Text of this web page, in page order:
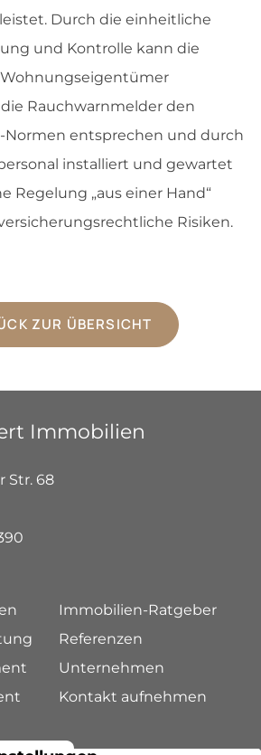
Durch die einheitliche
und Kontrolle kann die
Rauchwarnmelder den
Normen entsprechen und durch
installiert und gewartet
Regelung „aus einer Hand“
Risiken.
ZUR ÜBERSICHT
Immobilien
Str. 68
Immobilien-Ratgeber
Referenzen
Unternehmen
Kontakt aufnehmen